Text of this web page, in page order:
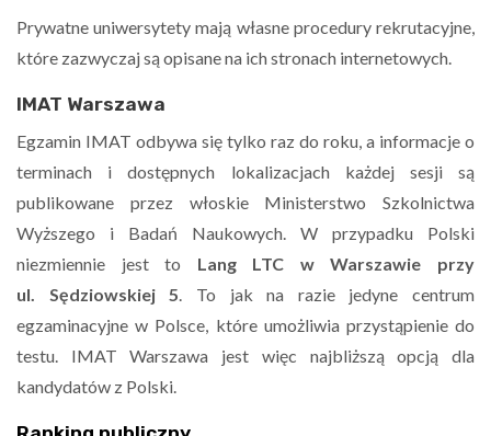
Prywatne uniwersytety mają własne procedury rekrutacyjne,
które zazwyczaj są opisane na ich stronach internetowych.
IMAT Warszawa
Egzamin IMAT odbywa się tylko raz do roku, a informacje o
terminach i dostępnych lokalizacjach każdej sesji są
publikowane przez włoskie Ministerstwo Szkolnictwa
Wyższego i Badań Naukowych. W przypadku Polski
niezmiennie jest to Lang LTC w Warszawie przy
ul. Sędziowskiej 5. To jak na razie jedyne centrum
egzaminacyjne w Polsce, które umożliwia przystąpienie do
testu. IMAT Warszawa jest więc najbliższą opcją dla
kandydatów z Polski.